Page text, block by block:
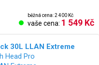
běžná cena: 2 400 Kč
vaše cena: 1 549 Kč
30L LLAN Extreme